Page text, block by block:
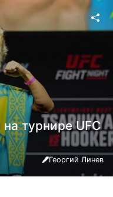
турнире UFC
Георгий Линев